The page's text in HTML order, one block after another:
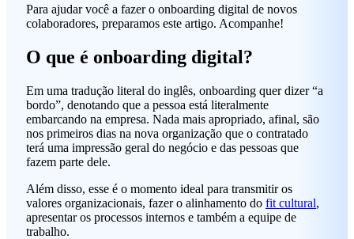
Para ajudar você a fazer o onboarding digital de novos
colaboradores, preparamos este artigo. Acompanhe!
O que é onboarding digital?
Em uma tradução literal do inglês, onboarding quer dizer “a
bordo”, denotando que a pessoa está literalmente
embarcando na empresa. Nada mais apropriado, afinal, são
nos primeiros dias na nova organização que o contratado
terá uma impressão geral do negócio e das pessoas que
fazem parte dele.
Além disso, esse é o momento ideal para transmitir os
valores organizacionais, fazer o alinhamento do fit cultural,
apresentar os processos internos e também a equipe de
trabalho.